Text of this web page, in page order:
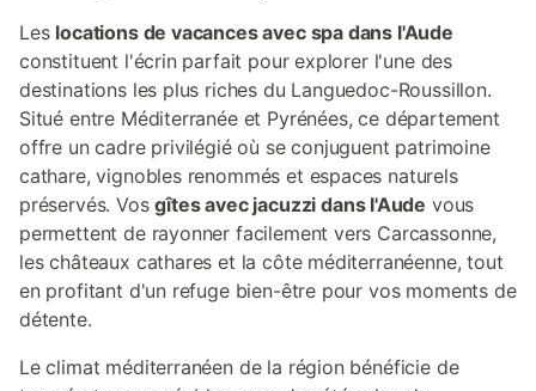
Les locations de vacances avec spa dans l'Aude
constituent l'écrin parfait pour explorer l'une des
destinations les plus riches du Languedoc-Roussillon.
Situé entre Méditerranée et Pyrénées, ce département
offre un cadre privilégié où se conjuguent patrimoine
cathare, vignobles renommés et espaces naturels
préservés. Vosgîtes avec jacuzzi dans l'Aude vous
permettent de rayonner facilement vers Carcassonne,
les châteaux cathares et la côte méditerranéenne, tout
en profitant d'un refuge bien-être pour vos moments de
détente.
Le climat méditerranéen de la région bénéficie de